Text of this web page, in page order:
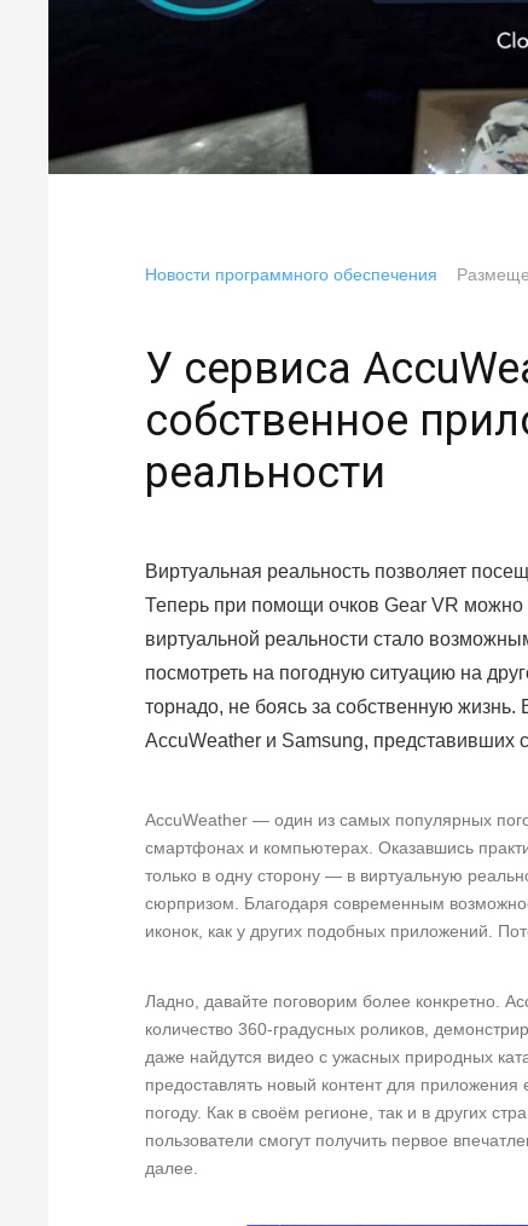
Новости программного обеспечения
У сервиса
собственное
реальности
Виртуальная реальность позволяет
Теперь при помощи очков Gear VR можно
виртуальной реальности стало
посмотреть на погодную ситуацию на
торнадо, не боясь за собственную жизнь.
AccuWeather и Samsung, представивших
AccuWeather — один из самых популярных
смартфонах и компьютерах. Оказавшись
только в одну сторону — в виртуальную
сюрпризом. Благодаря современным
иконок, как у других подобных приложений.
Ладно, давайте поговорим более конкретно.
количество 360-градусных роликов,
даже найдутся видео с ужасных природных
предоставлять новый контент для
погоду. Как в своём регионе, так и в других
пользователи смогут получить первое
далее.